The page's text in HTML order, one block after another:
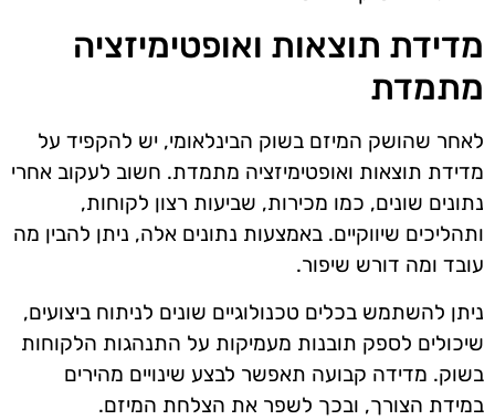
מדידת תוצאות ואופטימיזציה
מתמדת
לאחר שהושק המיזם בשוק הבינלאומי, יש להקפיד על
מדידת תוצאות ואופטימיזציה מתמדת. חשוב לעקוב אחרי
נתונים שונים, כמו מכירות, שביעות רצון לקוחות,
ותהליכים שיווקיים. באמצעות נתונים אלה, ניתן להבין מה
עובד ומה דורש שיפור.
ניתן להשתמש בכלים טכנולוגיים שונים לניתוח ביצועים,
שיכולים לספק תובנות מעמיקות על התנהגות הלקוחות
בשוק. מדידה קבועה תאפשר לבצע שינויים מהירים
במידת הצורך, ובכך לשפר את הצלחת המיזם.